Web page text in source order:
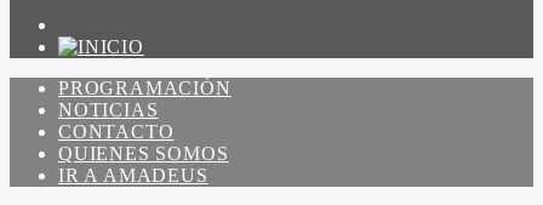
PROGRAMACIÓN
NOTICIAS
CONTACTO
QUIENES SOMOS
IR A AMADEUS